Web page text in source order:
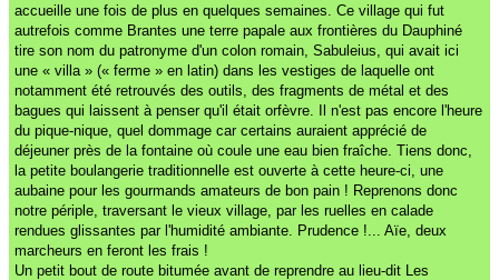
accueille une fois de plus en quelques semaines. Ce village qui fut
autrefois comme Brantes une terre papale aux frontières du Dauphiné
tire son nom du patronyme d'un colon romain, Sabuleius, qui avait ici
une « villa » (« ferme » en latin) dans les vestiges de laquelle ont
notamment été retrouvés des outils, des fragments de métal et des
bagues qui laissent à penser qu'il était orfèvre. Il n'est pas encore l'heure
du pique-nique, quel dommage car certains auraient apprécié de
déjeuner près de la fontaine où coule une eau bien fraîche. Tiens donc,
la petite boulangerie traditionnelle est ouverte à cette heure-ci, une
aubaine pour les gourmands amateurs de bon pain ! Reprenons donc
notre périple, traversant le vieux village, par les ruelles en calade
rendues glissantes par l'humidité ambiante. Prudence !... Aïe, deux
marcheurs en feront les frais !
Un petit bout de route bitumée avant de reprendre au lieu-dit Les